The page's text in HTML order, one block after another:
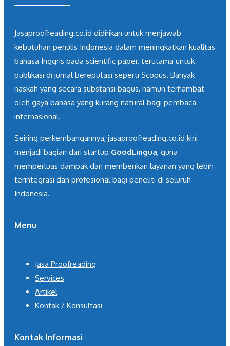
Jasaproofreading.co.id didirikan untuk menjawab
kebutuhan penulis Indonesia dalam meningkatkan kualitas
bahasa Inggris pada scientific paper, terutama untuk
publikasi di jurnal bereputasi seperti Scopus. Banyak
naskah yang secara substansi bagus, namun terhambat
oleh gaya bahasa yang kurang natural bagi pembaca
internasional.
Seiring perkembangannya, jasaproofreading.co.id kini
menjadi bagian dari startup GoodLingua, guna
memperluas dampak dan memberikan layanan yang lebih
terintegrasi dan profesional bagi peneliti di seluruh
Indonesia.
Menu
Jasa Proofreading
Services
Artikel
Kontak / Konsultasi
Kontak Informasi